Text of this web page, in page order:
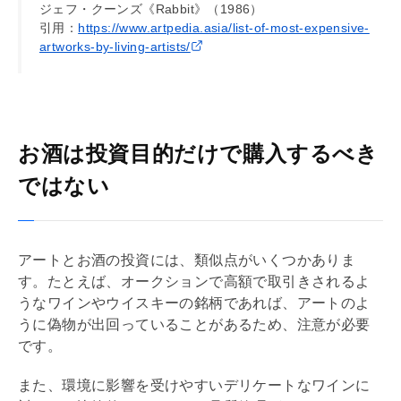
ジェフ・クーンズ《Rabbit》（1986）
引用： https://www.artpedia.asia/list-of-most-expensive-
artworks-by-living-artists/
お酒は投資目的だけで購入するべき
ではない
アートとお酒の投資には、類似点がいくつかありま
す。たとえば、オークションで高額で取引きされるよ
うなワインやウイスキーの銘柄であれば、アートのよ
うに偽物が出回っていることがあるため、注意が必要
です。
また、環境に影響を受けやすいデリケートなワインに